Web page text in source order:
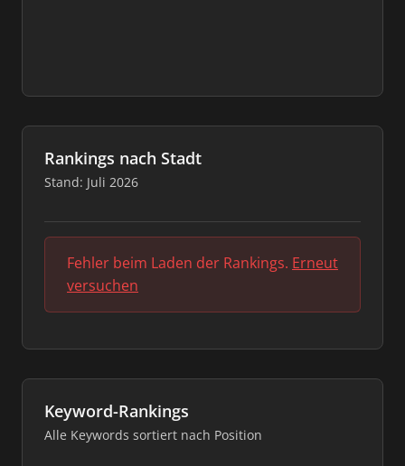
Rankings nach Stadt
Stand: Juli 2026
Fehler beim Laden der Rankings. Erneut
versuchen
Keyword-Rankings
Alle Keywords sortiert nach Position